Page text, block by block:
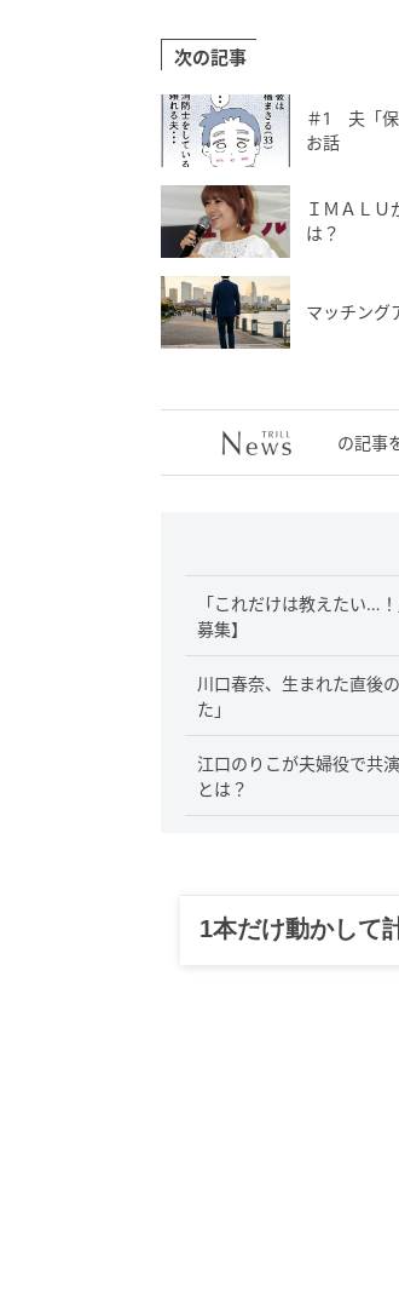
次の記事
＃1 夫「保
お話
ＩＭＡＬ
は？
マッチング
の記事
「これだけは教えたい…
募集】
川口春奈、生まれた直後
た」
江口のりこが夫婦役で共
とは？
グルメ、ギャグ